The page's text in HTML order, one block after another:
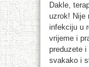
Dakle,
uzrok! Nije
infekciju u
vrijeme i
preduzete i
svakako i